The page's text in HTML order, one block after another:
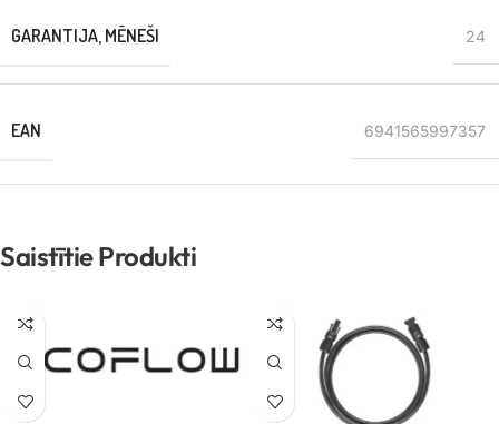
GARANTIJA, MĒNEŠI 24
EAN 6941565997357
Saistītie Produkti